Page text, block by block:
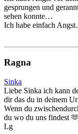
gesprungen und
sehen konnte…
Ich habe einfach
Ragna
Sinka
Liebe Sinka ich kann
dir das du in deinem
Wenn du
du wo du uns findest 🫶
Lg